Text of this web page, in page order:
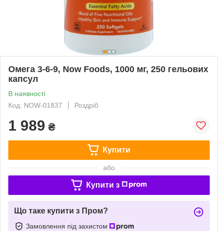
Омега 3-6-9, Now Foods, 1000 мг, 250 гельових
капсул
В наявності
Код: NOW-01837
Роздріб
1 989 ₴
Купити
або
Купити з
Що таке купити з Пром?
Замовлення під захистом